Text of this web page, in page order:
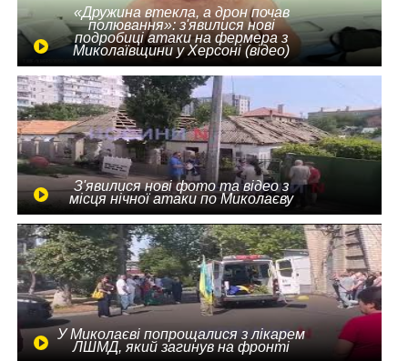
«Дружина втекла, а дрон почав
полювання»: з'явилися нові
подробиці атаки на фермера з
Миколаївщини у Херсоні (відео)
З'явилися нові фото та відео з
місця нічної атаки по Миколаєву
У Миколаєві попрощалися з лікарем
ЛШМД, який загинув на фронті